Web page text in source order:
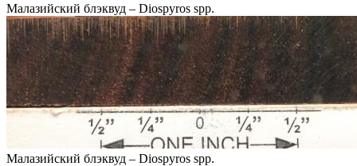
Малазийский блэквуд – Diospyros spp.
Малазийский блэквуд – Diospyros spp.